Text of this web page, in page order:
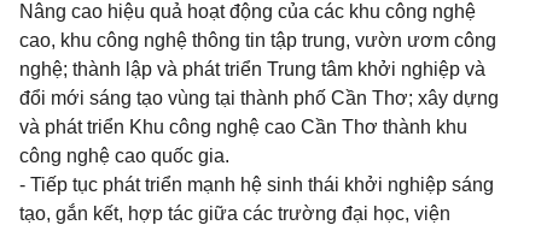
Nâng cao hiệu quả hoạt động của các khu công nghệ
cao, khu công nghệ thông tin tập trung, vườn ươm công
nghệ; thành lập và phát triển Trung tâm khởi nghiệp và
đổi mới sáng tạo vùng tại thành phố Cần Thơ; xây dựng
và phát triển Khu công nghệ cao Cần Thơ thành khu
công nghệ cao quốc gia.
- Tiếp tục phát triển mạnh hệ sinh thái khởi nghiệp sáng
tạo, gắn kết, hợp tác giữa các trường đại học, viện